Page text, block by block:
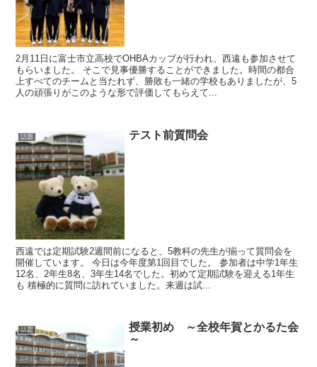
2月11日に富士市立高校でOHBAカップが行われ、西遠も参加させて
もらいました。 そこで見事優勝することができました。時間の都合
上すべてのチームと当たれず、勝敗も一緒の学校もありましたが、5
人の頑張りがこのような形で評価してもらえて...
話題 テスト前質問会
西遠では定期試験2週間前になると、5教科の先生が揃って質問会を
開催しています。 今日は今年度第1回目でした。 参加者は中学1年生
12名、2年生8名、3年生14名でした。初めて定期試験を迎える1年生
も 積極的に質問に訪れていました。来週は試...
話題
授業初め ～全校年賀とかるた会
～